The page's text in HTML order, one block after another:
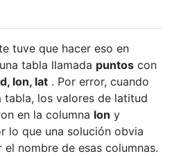
tuve que hacer eso en
tabla llamada puntos con
lon, lat . Por error, cuando
tabla, los valores de latitud
en la columna lon y
lo que una solución obvia
el nombre de esas columnas.